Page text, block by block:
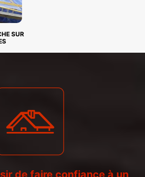
SUR
de faire confiance à un